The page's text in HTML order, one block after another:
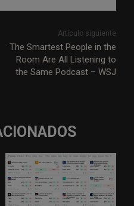
Artículo siguiente
The Smartest People in the
Room Are All Listening to
the Same Podcast – WSJ